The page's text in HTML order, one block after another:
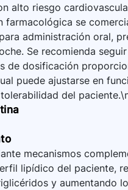
alto riesgo
farmacológica se
administración oral,
Se recomienda
de dosificación
puede ajustarse en
del
mecanismos
lipídico del paciente,
y aumentando